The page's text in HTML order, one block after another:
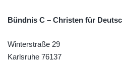
Bündnis C – Christen für
Winterstraße 29
Karlsruhe 76137